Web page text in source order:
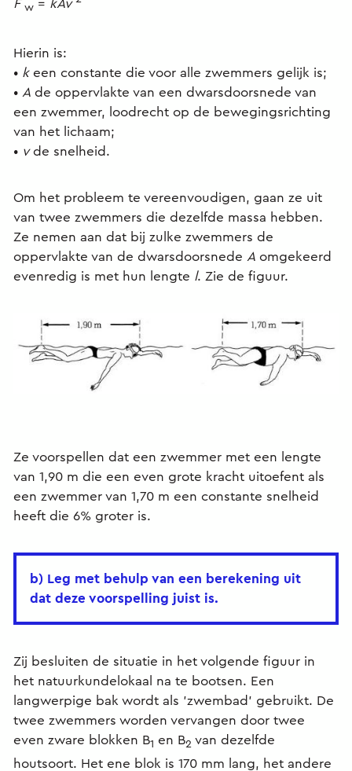
F w = kAv
Hierin is:
• keen constante die voor alle zwemmers gelijk is;
• A de oppervlakte van een dwarsdoorsnede van
een zwemmer, loodrecht op de bewegingsrichting
van het lichaam;
• vde snelheid.
Om het probleem te vereenvoudigen, gaan ze uit
van twee zwemmers die dezelfde massa hebben.
Ze nemen aan dat bij zulke zwemmers de
oppervlakte van de dwarsdoorsnede A omgekeerd
evenredig is met hun lengte l. Zie de figuur.
Ze voorspellen dat een zwemmer met een lengte
van 1,90 m die een even grote kracht uitoefent als
een zwemmer van 1,70 m een constante snelheid
heeft die 6% groter is.
b) Leg met behulp van een berekening uit
dat deze voorspelling juist is.
Zij besluiten de situatie in het volgende figuur in
het natuurkundelokaal na te bootsen. Een
langwerpige bak wordt als ’zwembad’ gebruikt. De
twee zwemmers worden vervangen door twee
even zware blokken B1 en B2 van dezelfde
houtsoort. Het ene blok is 170 mm lang, het andere